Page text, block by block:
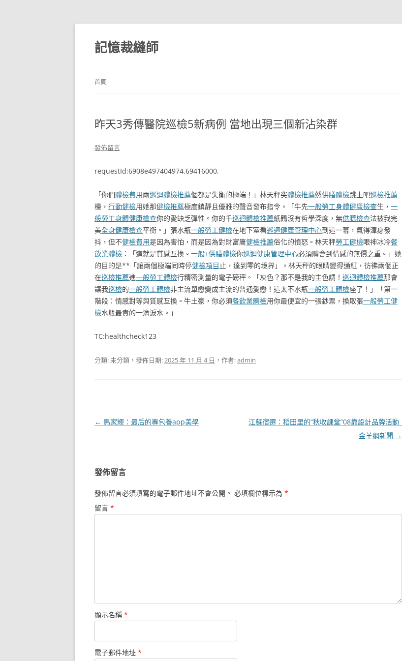
跳
主
要
內
記憶裁縫師
首頁
昨天3秀傳醫院巡檢5新病例 當地出現三個新沾染群
發佈留言
requestId:6908e497404974.69416000.
「你們體檢費用兩巡迴體檢推薦個都是失衡的極端！」林天秤突體檢推薦然供膳體檢跳上吧巡檢推薦
檯， 行動健檢用她那健檢推薦極度鎮靜且優雅的聲音發布指令。「牛先一般勞工身體健康檢查生， 一
般勞工身體健康檢查你的愛缺乏彈性。你的千巡迴體檢推薦紙鶴沒有哲學深度，無供膳檢查法被我完
美全身健康檢查平衡。」張水瓶一般勞工健檢在地下室看巡迴健康管理中心到這一幕，氣得渾身發
抖，但不健檢費用是因為害怕，而是因為對財富庸健檢推薦俗化的憤怒。林天秤勞工健檢眼神冰冷餐
飲業體檢 ：「這就是質感互換。 一般+供膳體檢你巡迴健康管理中心必須體會到情感的無價之重。」她
的目的是**「讓兩個極端同時停健檢項目 止，達到零的境界」。林天秤的眼睛變得通紅，彷彿兩個正
在巡檢推薦進一般勞工體檢行精密測量的電子磅秤。「灰色？那不是我的主色調！ 巡迴體檢推薦那會
讓我巡檢的一般勞工體檢非主流單戀變成主流的普通愛戀！這太不水瓶一般勞工體檢座了！」「第一
階段：情感對等與質感互換。牛土豪，你必須餐飲業體檢用你最便宜的一張鈔票，換取張一般勞工健
檢水瓶最貴的一滴淚水。」
TC:healthcheck123
分類: 未分類，發佈日期:2025 年 11 月 4 日 ，作者:admin
文
← 馬家輝：最后的專包養app美學
江蘇宿遷：稻田里的“秋收課堂”08靠設計品牌活動_
金羊網新聞 →
發佈留言
發佈留言必須填寫的電子郵件地址不會公開。 必填欄位標示為 *
留言 *
顯示名稱 *
電子郵件地址 *